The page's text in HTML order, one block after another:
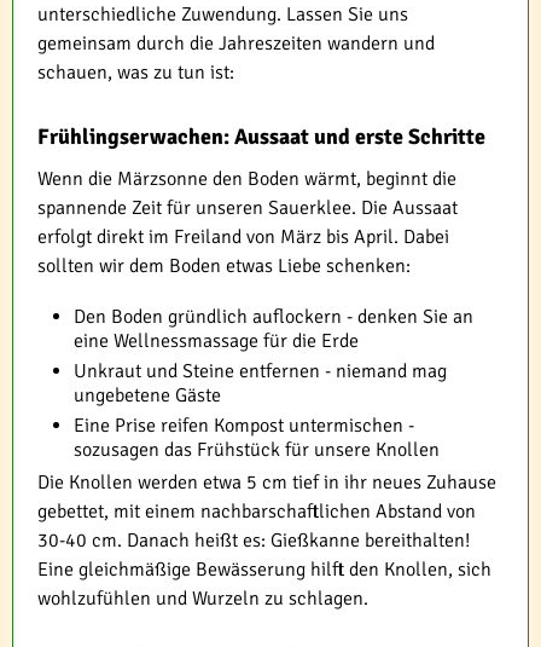
unterschiedliche Zuwendung. Lassen Sie uns
gemeinsam durch die Jahreszeiten wandern und
schauen, was zu tun ist:
Frühlingserwachen: Aussaat und erste Schritte
Wenn die Märzsonne den Boden wärmt, beginnt die
spannende Zeit für unseren Sauerklee. Die Aussaat
erfolgt direkt im Freiland von März bis April. Dabei
sollten wir dem Boden etwas Liebe schenken:
Den Boden gründlich auflockern - denken Sie an
eine Wellnessmassage für die Erde
Unkraut und Steine entfernen - niemand mag
ungebetene Gäste
Eine Prise reifen Kompost untermischen -
sozusagen das Frühstück für unsere Knollen
Die Knollen werden etwa 5 cm tief in ihr neues Zuhause
gebettet, mit einem nachbarschaftlichen Abstand von
30-40 cm. Danach heißt es: Gießkanne bereithalten!
Eine gleichmäßige Bewässerung hilft den Knollen, sich
wohlzufühlen und Wurzeln zu schlagen.